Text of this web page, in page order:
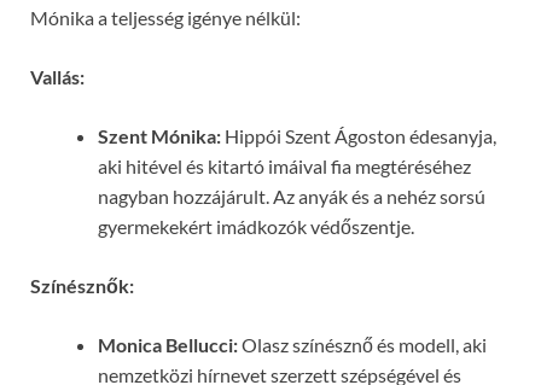
Mónika a teljesség igénye nélkül:
Vallás:
Szent Mónika: Hippói Szent Ágoston édesanyja,
aki hitével és kitartó imáival fia megtéréséhez
nagyban hozzájárult. Az anyák és a nehéz sorsú
gyermekekért imádkozók védőszentje.
Színésznők:
Monica Bellucci:Olasz színésznő és modell, aki
nemzetközi hírnevet szerzett szépségével és